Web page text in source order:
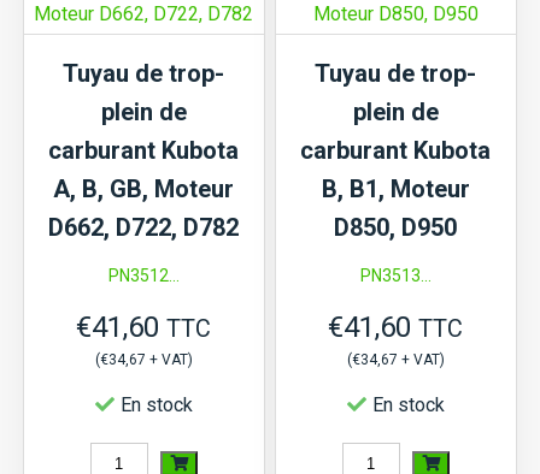
Kubota
2
de
D902
Tuyau de trop-
plein de
carburant Kubota
A, B, GB, Moteur
D662, D722, D782
PN3512...
€41,60 TTC
(€34,67 + VAT)
En stock
quantité
Tuyau de trop-
plein de
carburant Kubota
B, B1, Moteur
D850, D950
PN3513...
€41,60 TTC
(€34,67 + VAT)
En stock
quantité